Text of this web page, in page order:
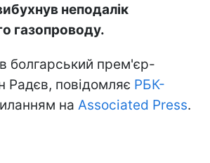
неподалік
газопроводу.
болгарський прем'єр-
Радєв, повідомляє РБК-
на Associated Press.